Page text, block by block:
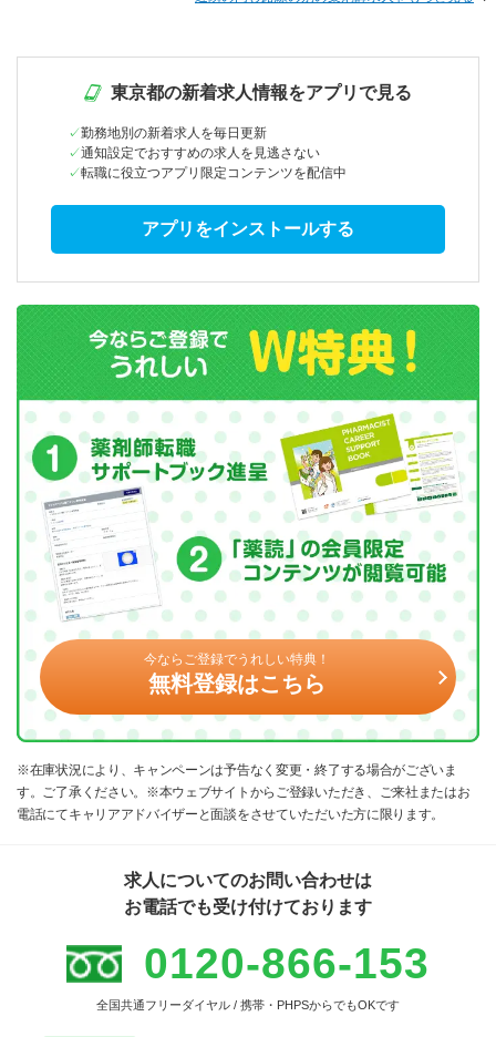
東京都の新着求人情報をアプリで見る
勤務地別の新着求人を毎日更新
通知設定でおすすめの求人を見逃さない
転職に役立つアプリ限定コンテンツを配信中
アプリをインストールする
今ならご登録でうれしい特典！
無料登録はこちら
※在庫状況により、キャンペーンは予告なく変更・終了する場合がございま
す。ご了承ください。※本ウェブサイトからご登録いただき、ご来社またはお
電話にてキャリアアドバイザーと面談をさせていただいた方に限ります。
求人についてのお問い合わせは
お電話でも受け付けております
0120-866-153
全国共通フリーダイヤル / 携帯・PHPSからでもOKです